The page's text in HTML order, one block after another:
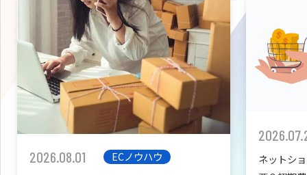
拡張プラグイン一覧
カスタマイズ開発
2026.08.01
ECノウハウ
ネットシ